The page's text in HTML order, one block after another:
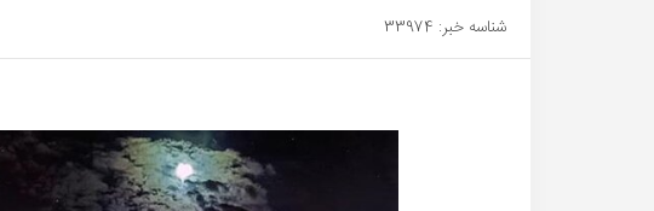
شناسه خبر: 33974